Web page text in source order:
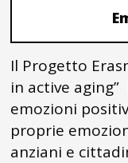
Il Progetto
in active
emozioni
proprie
anziani e